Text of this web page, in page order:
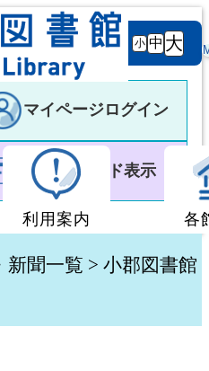
白 黒
文字サ
イズ
小 中 大
マイページログイン
利用者カード表示
利用案内
図書館利用案内
各
新聞一覧 > 小郡図書館